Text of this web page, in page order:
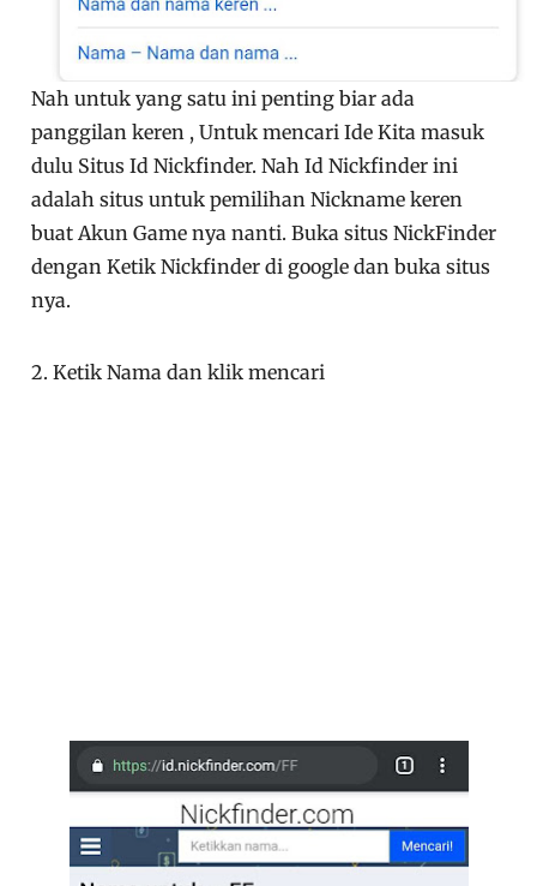
Nah untuk yang satu ini penting biar ada
panggilan keren , Untuk mencari Ide Kita masuk
dulu Situs Id Nickfinder. Nah Id Nickfinder ini
adalah situs untuk pemilihan Nickname keren
buat Akun Game nya nanti. Buka situs NickFinder
dengan Ketik Nickfinder di google dan buka situs
nya.
2. Ketik Nama dan klik mencari